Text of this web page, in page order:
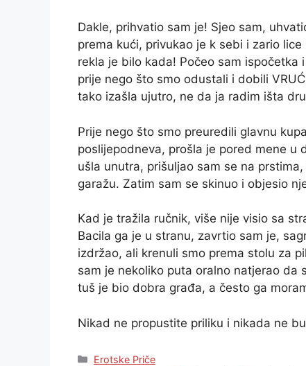
Dakle, prihvatio sam je! Sjeo sam,
prema kući, privukao je k sebi i zario
rekla je bilo kada! Počeo sam
prije nego što smo odustali i dobili
tako izašla ujutro, ne da ja radim išta
Prije nego što smo preuredili glavnu
poslijepodneva, prošla je pored mene u
ušla unutra, prišuljao sam se na
garažu. Zatim sam se skinuo i objesio
Kad je tražila ručnik, više nije visio sa
Bacila ga je u stranu, zavrtio sam je,
izdržao, ali krenuli smo prema stolu za
sam je nekoliko puta oralno natjerao da
tuš je bio dobra građa, a često ga
Nikad ne propustite priliku i nikada ne
Categories
Erotske Priče